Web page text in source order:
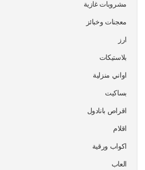
مشروبات غازية
معجنات وخبائز
ارز
بلاستيكات
اواني منزلية
بساكيت
اقراص بانادول
اقلام
اكواب ورقية
العاب